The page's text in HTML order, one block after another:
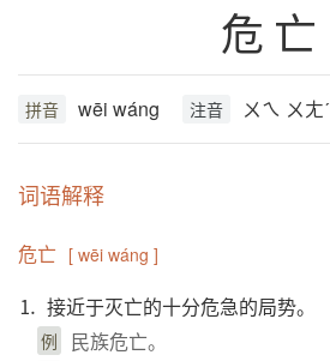
危亡
拼音 wēi wáng 注音 ㄨㄟ ㄨㄤˊ
词语解释
危亡 [ wēi wáng ]
⒈ 接近于灭亡的十分危急的局势。
例 民族危亡。